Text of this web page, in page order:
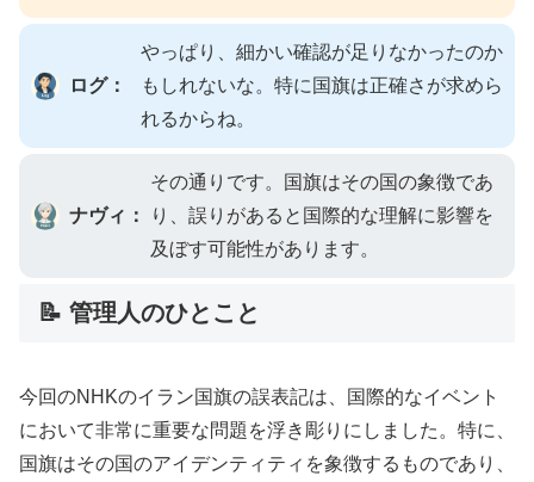
ログ：
やっぱり、細かい確認が足りなかったのか
もしれないな。特に国旗は正確さが求めら
れるからね。
ナヴィ：
その通りです。国旗はその国の象徴であ
り、誤りがあると国際的な理解に影響を
及ぼす可能性があります。
📝 管理人のひとこと
今回のNHKのイラン国旗の誤表記は、国際的なイベント
において非常に重要な問題を浮き彫りにしました。特に、
国旗はその国のアイデンティティを象徴するものであり、